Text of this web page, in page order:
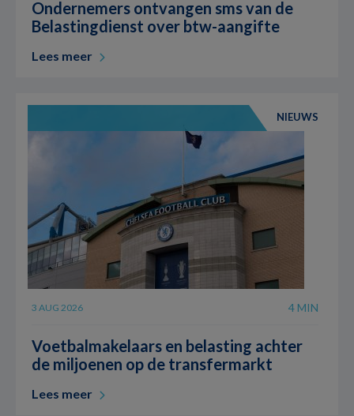
Ondernemers ontvangen sms van de
Belastingdienst over btw-aangifte
Lees meer
NIEUWS
3 AUG 2026 4 MIN
Voetbalmakelaars en belasting achter
de miljoenen op de transfermarkt
Lees meer